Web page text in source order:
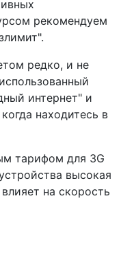
рекомендуем
редко, и не
интернет" и
находитесь в
тарифом для 3G
высокая
на скорость